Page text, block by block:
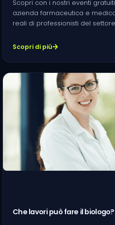
Scopri con i nostri eventi
azienda farmaceutica e
reali di professionisti del settore
Scopri di più
Che lavori può fare il biologo?